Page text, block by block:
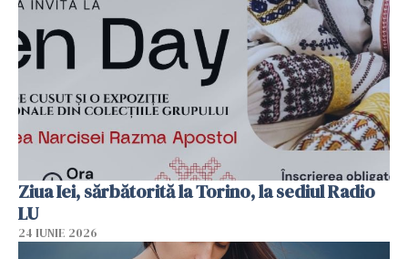
Ziua Iei, sărbătorită la Torino, la sediul Radio
LU
24 IUNIE 2026